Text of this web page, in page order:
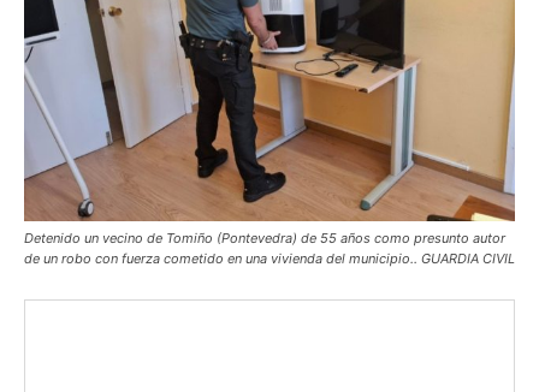
Detenido un vecino de Tomiño (Pontevedra) de 55 años como presunto autor
de un robo con fuerza cometido en una vivienda del municipio.. GUARDIA CIVIL